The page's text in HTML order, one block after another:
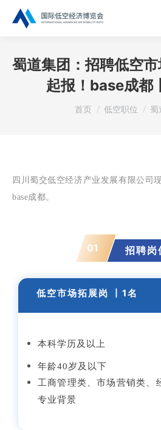
蜀道集团：招聘低空
起报！base成都
您在这里：
首页 低空职位 蜀
四川蜀交低空经济产业发展有限公司
base成都。
01 招聘岗
低空市场拓展岗 丨1名
本科学历及以上
年龄40岁及以下
工商管理类、市场营销类、
专业背景